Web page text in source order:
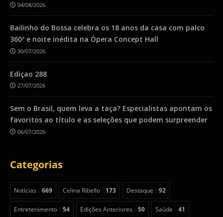
04/08/2026
Bailinho do Bossa celebra os 18 anos da casa com palco
360º e noite inédita na Ópera Concept Hall
30/07/2026
Ediçao 288
27/07/2026
Sem o Brasil, quem leva a taça? Especialistas apontam os
favoritos ao título e as seleções que podem surpreender
06/07/2026
Categorias
Notícias 669 Celina Ribello 173 Destaque 92
Entretenimento 54 Edições Anteriores 50 Saúde 41